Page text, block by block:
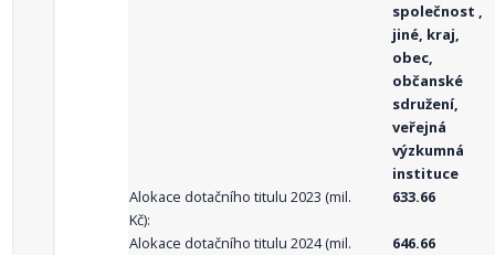
společnost ,
jiné, kraj,
obec,
občanské
sdružení,
veřejná
výzkumná
instituce
Alokace dotačního titulu 2023 (mil.
Kč):
633.66
Alokace dotačního titulu 2024 (mil.
646.66